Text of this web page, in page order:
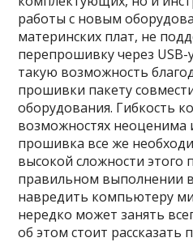
работы с новым
материнских плат, не
перепрошивку через USB-
такую возможность
прошивки пакету
оборудования. Гибкость
возможностях неоценима
прошивка все же
высокой сложности этого
правильном выполнении
навредить компьютеру
нередко может занять
об этом стоит рассказать